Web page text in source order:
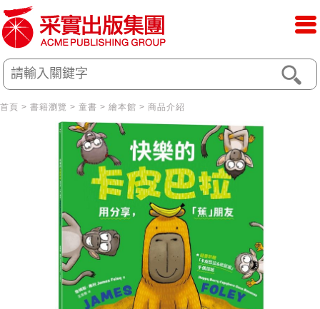
首頁 > 書籍瀏覽 > 童書 > 繪本館 > 商品介紹